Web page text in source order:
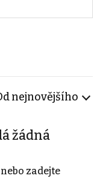
nejnovějšího
žádná
zadejte